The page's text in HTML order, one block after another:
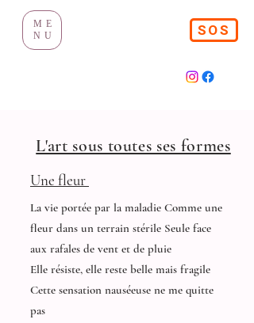
ME
NU
SOS
L'art sous toutes ses formes
Une fleur
La vie portée par la maladie Comme une
fleur dans un terrain stérile Seule face
aux rafales de vent et de pluie
Elle résiste, elle reste belle mais fragile
Cette sensation nauséeuse ne me quitte
pas